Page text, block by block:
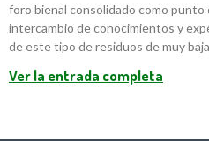
foro bienal consolidado como punto
intercambio de conocimientos y
de este tipo de residuos de muy
Ver la entrada completa